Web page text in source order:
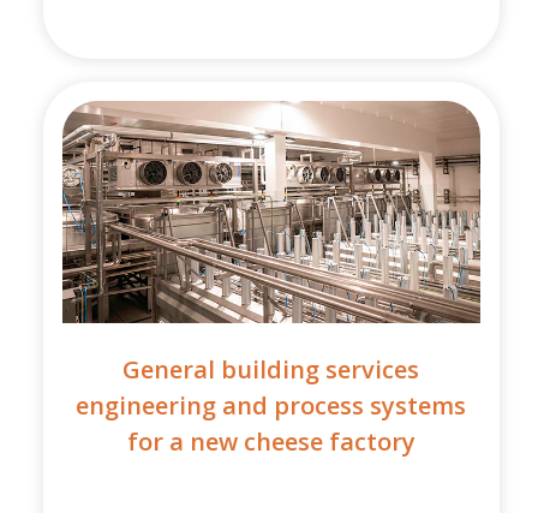
General building services
engineering and process systems
for a new cheese factory